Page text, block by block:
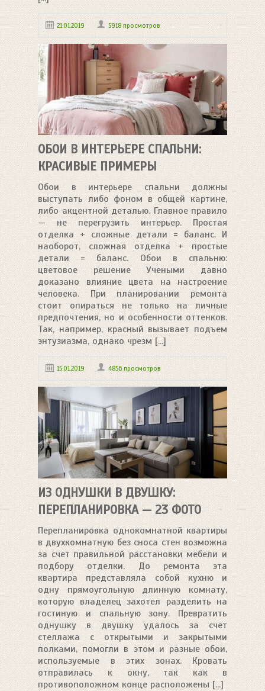
21.01.2019 5918 просмотров
ОБОИ В ИНТЕРЬЕРЕ СПАЛЬНИ:
КРАСИВЫЕ ПРИМЕРЫ
Обои в интерьере спальни должны
выступать либо фоном в общей картине,
либо акцентной деталью. Главное правило
— не перегрузить интерьер. Простая
отделка + сложные детали = баланс. И
наоборот, сложная отделка + простые
детали = баланс. Обои в спальню:
цветовое решение Учеными давно
доказано влияние цвета на настроение
человека. При планировании ремонта
стоит опираться не только на личные
предпочтения, но и особенности оттенков.
Так, например, красный вызывает подъем
энтузиазма, однако чрезм [...]
15.01.2019 4856 просмотров
ИЗ ОДНУШКИ В ДВУШКУ:
ПЕРЕПЛАНИРОВКА — 23 ФОТО
Перепланировка однокомнатной квартиры
в двухкомнатную без сноса стен возможна
за счет правильной расстановки мебели и
подбору отделки. До ремонта эта
квартира представляла собой кухню и
одну прямоугольную длинную комнату,
которую владелец захотел разделить на
гостиную и спальную зону. Превратить
однушку в двушку удалось за счет
стеллажа с открытыми и закрытыми
полками, помогли в этом и разные обои,
используемые в этих зонах. Кровать
отправилась к окну, так как в
противоположном конце расположены [...]